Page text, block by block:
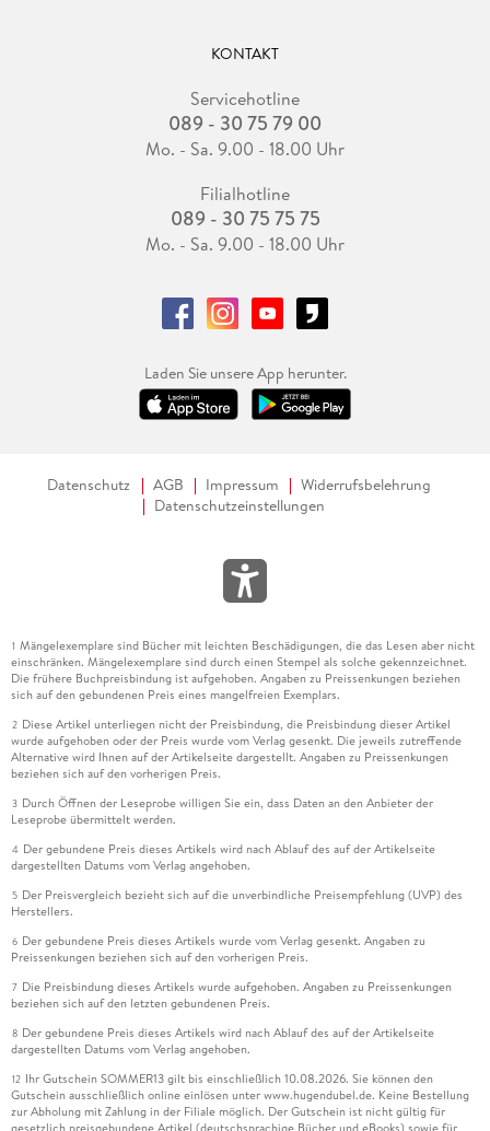
KONTAKT
Servicehotline
089 - 30 75 79 00
Mo. - Sa. 9.00 - 18.00 Uhr
Filialhotline
089 - 30 75 75 75
Mo. - Sa. 9.00 - 18.00 Uhr
Laden Sie unsere App herunter.
Datenschutz AGB Impressum
Widerrufsbelehrung
Datenschutzeinstellungen
1 Mängelexemplare sind Bücher mit leichten Beschädigungen, die das Lesen aber nicht
einschränken. Mängelexemplare sind durch einen Stempel als solche gekennzeichnet.
Die frühere Buchpreisbindung ist aufgehoben. Angaben zu Preissenkungen beziehen
sich auf den gebundenen Preis eines mangelfreien Exemplars.
2 Diese Artikel unterliegen nicht der Preisbindung, die Preisbindung dieser Artikel
wurde aufgehoben oder der Preis wurde vom Verlag gesenkt. Die jeweils zutreffende
Alternative wird Ihnen auf der Artikelseite dargestellt. Angaben zu Preissenkungen
beziehen sich auf den vorherigen Preis.
3 Durch Öffnen der Leseprobe willigen Sie ein, dass Daten an den Anbieter der
Leseprobe übermittelt werden.
4 Der gebundene Preis dieses Artikels wird nach Ablauf des auf der Artikelseite
dargestellten Datums vom Verlag angehoben.
5 Der Preisvergleich bezieht sich auf die unverbindliche Preisempfehlung (UVP) des
Herstellers.
6 Der gebundene Preis dieses Artikels wurde vom Verlag gesenkt. Angaben zu
Preissenkungen beziehen sich auf den vorherigen Preis.
7 Die Preisbindung dieses Artikels wurde aufgehoben. Angaben zu Preissenkungen
beziehen sich auf den letzten gebundenen Preis.
8 Der gebundene Preis dieses Artikels wird nach Ablauf des auf der Artikelseite
dargestellten Datums vom Verlag angehoben.
12 Ihr Gutschein SOMMER13 gilt bis einschließlich 10.08.2026. Sie können den
Gutschein ausschließlich online einlösen unter www.hugendubel.de. Keine Bestellung
zur Abholung mit Zahlung in der Filiale möglich. Der Gutschein ist nicht gültig für